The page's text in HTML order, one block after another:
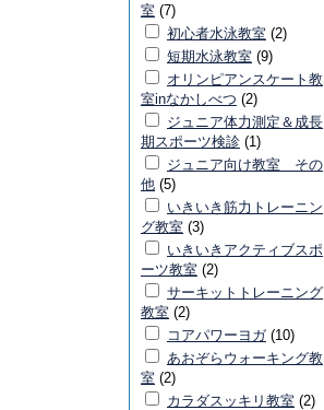
室 (7)
初心者水泳教室 (2)
短期水泳教室 (9)
オリンピアンスケート教
室inなかしべつ (2)
ジュニア体力測定＆成長
期スポーツ検診 (1)
ジュニア向け教室 その
他 (5)
いきいき筋力トレーニン
グ教室 (3)
いきいきアクティブスポ
ーツ教室 (2)
サーキットトレーニング
教室 (2)
コアパワーヨガ(10)
あおぞらウォーキング教
室 (2)
カラダスッキリ教室 (2)